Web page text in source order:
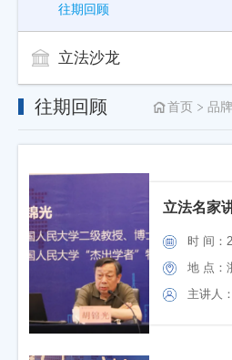
往期回顾
立法沙龙
往期回顾 首页 品
时 间：
地 点：
主讲人